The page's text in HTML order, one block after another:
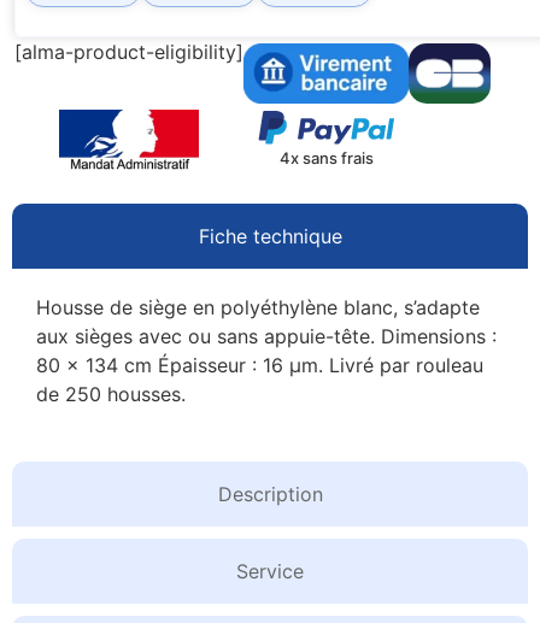
[alma-product-eligibility]
4x sans frais
Fiche technique
Description
Service
Housse de siège en polyéthylène blanc, s’adapte
aux sièges avec ou sans appuie-tête. Dimensions :
80 x 134 cm Épaisseur : 16 µm. Livré par rouleau
de 250 housses.